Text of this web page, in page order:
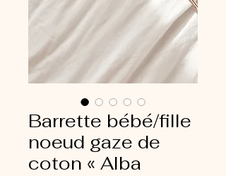
Barrette bébé/fille
noeud gaze de
coton « Alba